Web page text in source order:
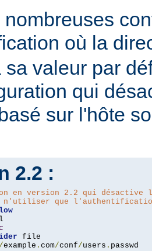
nombreuses
où la
sa valeur par
qui
sur l'hôte
2.2 :
en version 2.2 qui désactive
n'utiliser que
/example . com/conf/users .